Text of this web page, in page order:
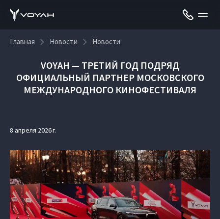
Главная Новости Новости
VOYAH — ТРЕТИЙ ГОД ПОДРЯД
ОФИЦИАЛЬНЫЙ ПАРТНЕР МОСКОВСКОГО
МЕЖДУНАРОДНОГО КИНОФЕСТИВАЛЯ
8 апреля 2026 г.